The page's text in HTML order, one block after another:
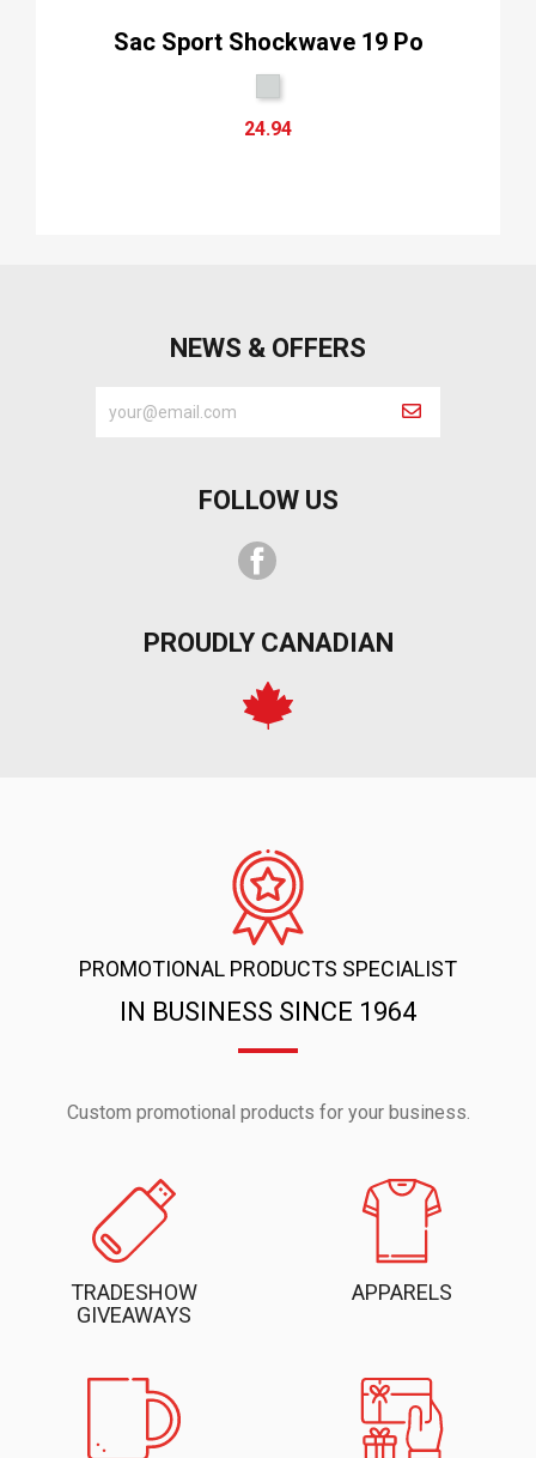
Sac Sport Shockwave 19 Po
24.94
NEWS & OFFERS
FOLLOW US
Facebook
PROUDLY CANADIAN
PROMOTIONAL PRODUCTS SPECIALIST
IN BUSINESS SINCE 1964
Custom promotional products for your business.
TRADESHOW
GIVEAWAYS
APPARELS